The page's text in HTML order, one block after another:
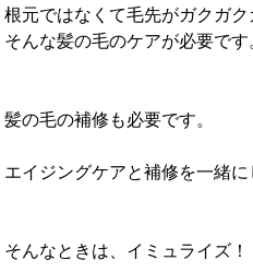
根元ではなくて毛先がガクガク
そんな髪の毛のケアが必要です
髪の毛の補修も必要です。
エイジングケアと補修を一緒に
そんなときは、イミュライズ！